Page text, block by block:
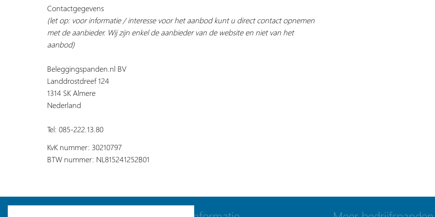
Contactgegevens
(let op: voor informatie / interesse voor het aanbod kunt u direct contact opnemen
met de aanbieder. Wij zijn enkel de aanbieder van de website en niet van het
aanbod)
Beleggingspanden.nl BV
Landdrostdreef 124
1314 SK Almere
Nederland
Tel: 085-222.13.80
KvK nummer: 30210797
BTW nummer: NL815241252B01